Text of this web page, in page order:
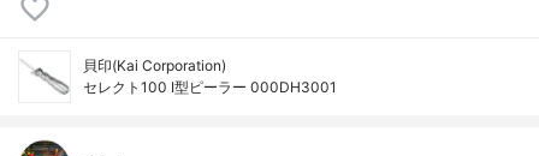
貝印(Kai Corporation)
セレクト100 I型ピーラー 000DH3001